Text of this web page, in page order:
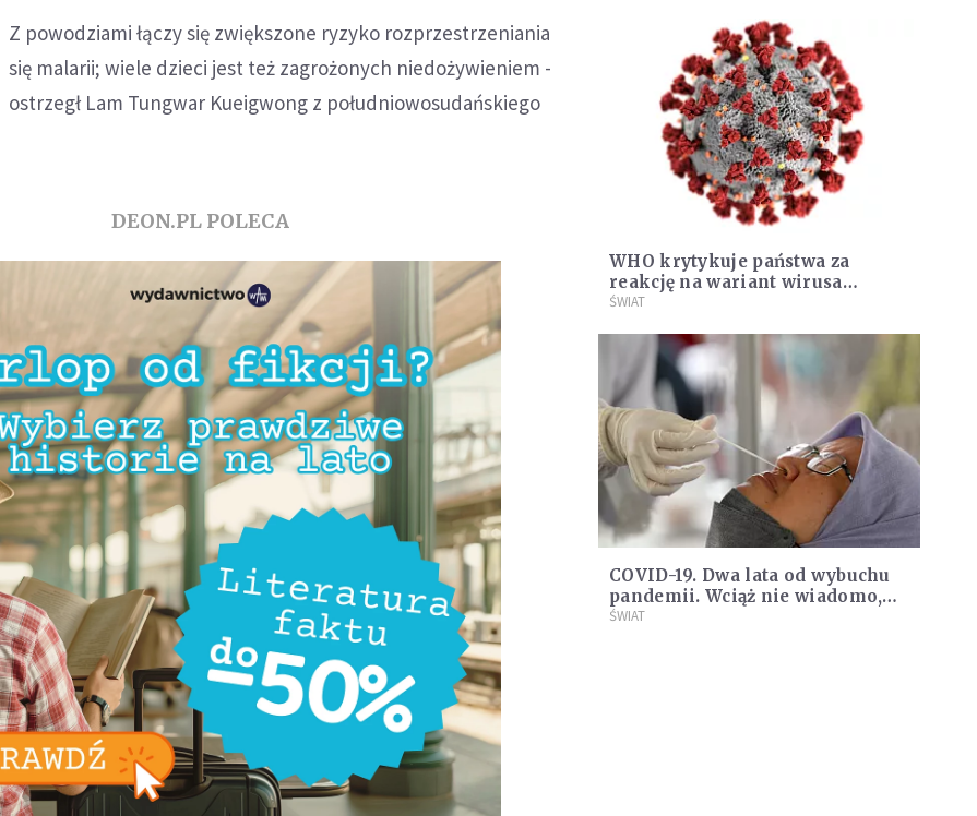
Z powodziami łączy się zwiększone ryzyko rozprzestrzeniania
się malarii; wiele dzieci jest też zagrożonych niedożywieniem -
ostrzegł Lam Tungwar Kueigwong z południowosudańskiego
DEON.PL POLECA
WHO krytykuje państwa za
reakcję na wariant wirusa
Omikron
ŚWIAT
COVID-19. Dwa lata od wybuchu
pandemii. Wciąż nie wiadomo,
skąd wziął się koronawirus
ŚWIAT